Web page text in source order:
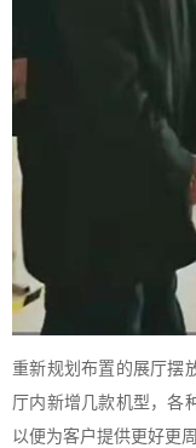
重新规划布置的展厅摆
厅内新增几款机型，各
以便为客户提供更好更